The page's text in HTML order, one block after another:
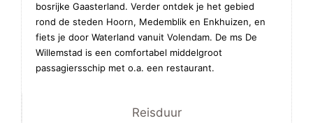
bosrijke Gaasterland. Verder ontdek je het gebied
rond de steden Hoorn, Medemblik en Enkhuizen, en
fiets je door Waterland vanuit Volendam. De ms De
Willemstad is een comfortabel middelgroot
passagiersschip met o.a. een restaurant.
Reisduur